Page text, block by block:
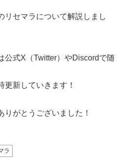
リセマラについて解説しまし
公式X（Twitter）やDiscordで随
更新していきます！
がとうございました！
ラ